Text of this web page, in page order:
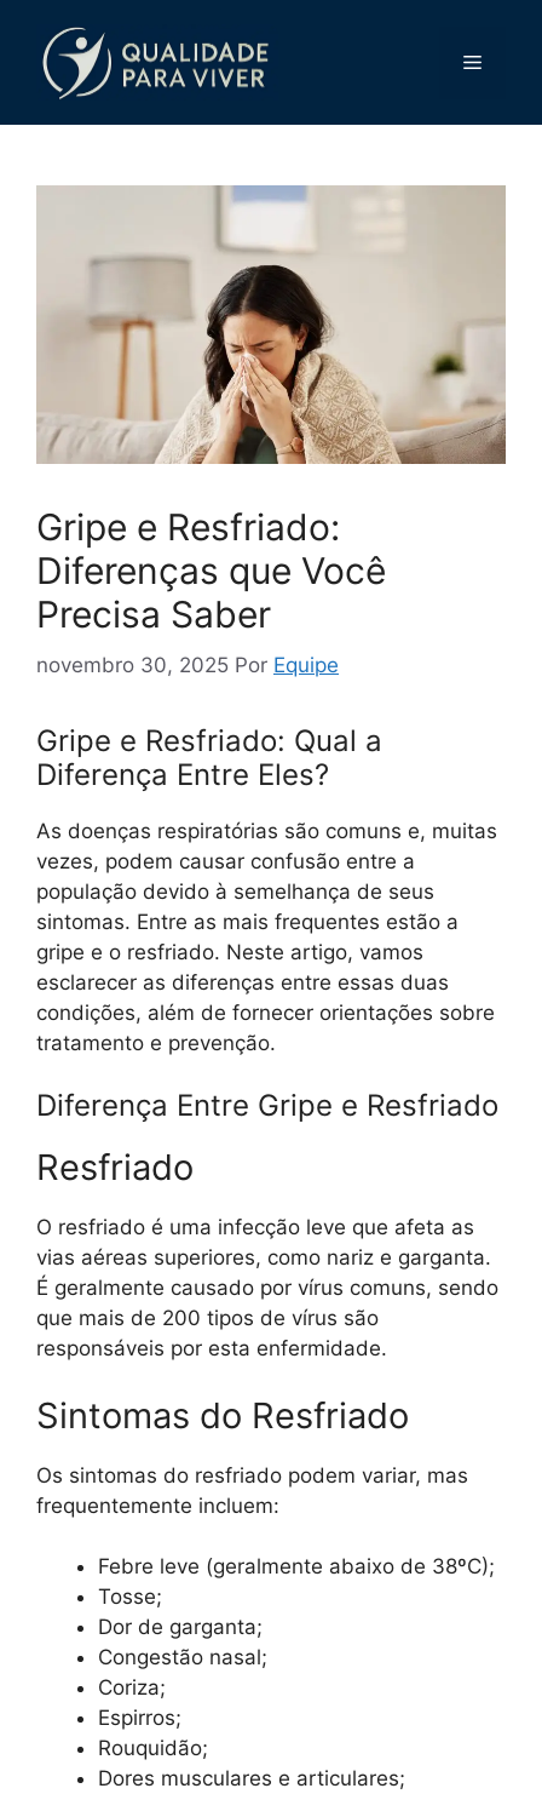
conteúdo
Menu
Gripe e Resfriado:
Diferenças que Você
Precisa Saber
novembro 30, 2025 Por Equipe
Gripe e Resfriado: Qual a
Diferença Entre Eles?
As doenças respiratórias são comuns e, muitas
vezes, podem causar confusão entre a
população devido à semelhança de seus
sintomas. Entre as mais frequentes estão a
gripe e o resfriado. Neste artigo, vamos
esclarecer as diferenças entre essas duas
condições, além de fornecer orientações sobre
tratamento e prevenção.
Diferença Entre Gripe e Resfriado
Resfriado
O resfriado é uma infecção leve que afeta as
vias aéreas superiores, como nariz e garganta.
É geralmente causado por vírus comuns, sendo
que mais de 200 tipos de vírus são
responsáveis por esta enfermidade.
Sintomas do Resfriado
Os sintomas do resfriado podem variar, mas
frequentemente incluem:
Febre leve (geralmente abaixo de 38ºC);
Tosse;
Dor de garganta;
Congestão nasal;
Coriza;
Espirros;
Rouquidão;
Dores musculares e articulares;